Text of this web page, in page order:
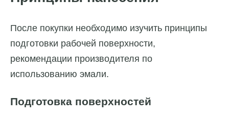
После покупки необходимо изучить принципы
подготовки рабочей поверхности,
рекомендации производителя по
использованию эмали.
Подготовка поверхностей